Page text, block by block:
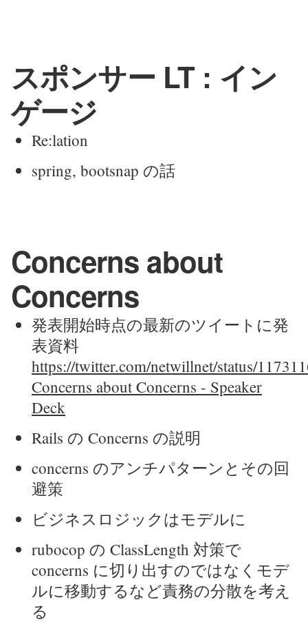
スポンサー LT : イン
ゲージ
Re:lation
spring, bootsnap の話
Concerns about
Concerns
発表開始時点の最新のツイートに発
表資料
https://twitter.com/netwillnet/status/
Concerns about Concerns - Speaker
Deck
Rails の Concerns の説明
concerns のアンチパターンとその回
避策
ビジネスロジックはモデルに
rubocop の ClassLength 対策で
concerns に切り出すのではなくモデ
ルに移動するなど責務の分散を考え
る